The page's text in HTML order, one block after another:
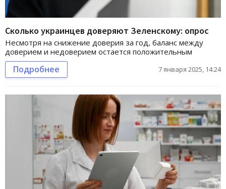
Сколько украинцев доверяют Зеленскому: опрос
Несмотря на снижение доверия за год, баланс между
доверием и недоверием остается положительным
Подробнее 7 января 2025, 14:24